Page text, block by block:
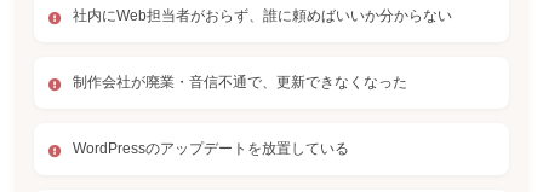
社内にWeb担当者がおらず、誰に頼めばいいか分からない
制作会社が廃業・音信不通で、更新できなくなった
WordPressのアップデートを放置している